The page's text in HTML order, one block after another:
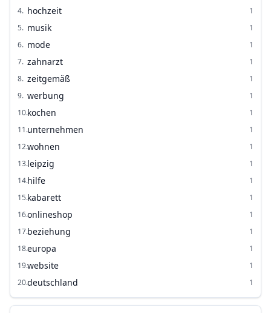
4. hochzeit
1
5. musik
1
6. mode
1
7. zahnarzt
1
8. zeitgemäß
1
9. werbung
1
10.kochen
1
11.unternehmen
1
12.wohnen
1
13.leipzig
1
14.hilfe
1
15.kabarett
1
16.onlineshop
1
17.beziehung
1
18.europa
1
19.website
1
20.deutschland 1